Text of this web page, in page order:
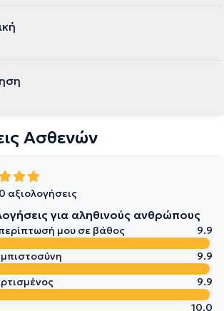
Ασθενών
αξιολογήσεις
για αληθινούς ανθρώπους
μου σε βάθος
9.9
9.9
9.9
10.0